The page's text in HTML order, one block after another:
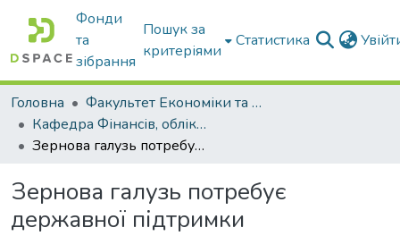
Фонди
та
зібрання
Пошук за
критеріями
Статистика
Головна
Факультет Економіки та бізнесу
Кафедра Фінансів, обліку і оподаткування
Зернова галузь потребує державної підтримки
Зернова галузь потребує
державної підтримки